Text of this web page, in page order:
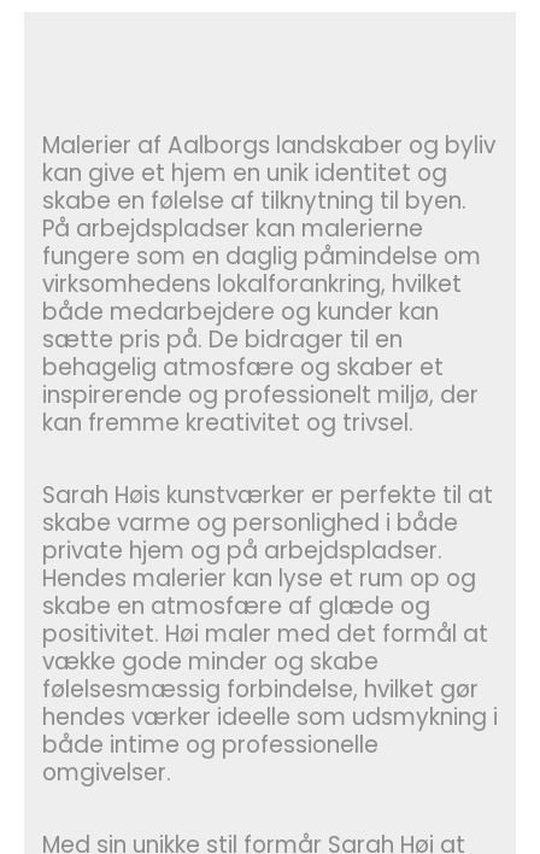
Malerier af Aalborgs landskaber og byliv
kan give et hjem en unik identitet og
skabe en følelse af tilknytning til byen.
På arbejdspladser kan malerierne
fungere som en daglig påmindelse om
virksomhedens lokalforankring, hvilket
både medarbejdere og kunder kan
sætte pris på. De bidrager til en
behagelig atmosfære og skaber et
inspirerende og professionelt miljø, der
kan fremme kreativitet og trivsel.
Sarah Høis kunstværker er perfekte til at
skabe varme og personlighed i både
private hjem og på arbejdspladser.
Hendes malerier kan lyse et rum op og
skabe en atmosfære af glæde og
positivitet. Høi maler med det formål at
vække gode minder og skabe
følelsesmæssig forbindelse, hvilket gør
hendes værker ideelle som udsmykning i
både intime og professionelle
omgivelser.
Med sin unikke stil formår Sarah Høi at